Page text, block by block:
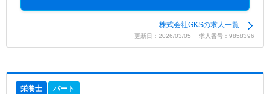
株式会社GKSの求人一覧
更新日：2026/03/05 求人番号：9858396
栄養士 パート